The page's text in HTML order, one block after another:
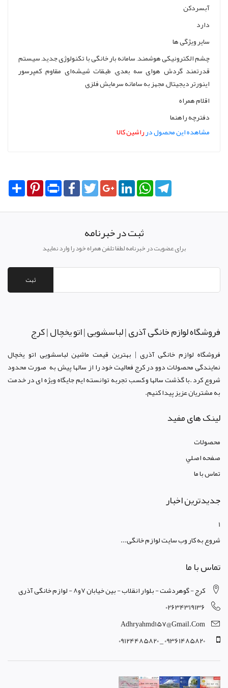
آبسردکن
دارد
سایر ویژگی ها
چشم الكترونیكی هوشمند, سامانه بار خانگی با تکنولوژی جدید, سيستم
قدرتمند گردش هوای سه بعدی, طبقات شیشه‌ای مقاوم, کمپرسور
اینورتر دیجیتال, مجهز به سامانه سرمایش فلزی
اقلام همراه
دفترچه راهنما
مشاهده این محصول درراشین کالا
Share PinterestPrint FacebookTwitterGoogle+LinkedInWhatsApp
ثبت در خبرنامه
برای عضویت در خبرنامه لطفا تلفن همراه خود را وارد نمایید
ثبت
فروشگاه لوازم خانگی آذری | لباسشویی | اتو یخچال | کرج
فروشگاه لوازم خانگی آذری | بهترین قیمت ماشین لباسشویی اتو یخچال
نمایندگی محصولات دوو در کرجفعالیت خود را از سالها پیش به صورت محدود
شروع کرد .با گذشت سالها و کسب تجربه توانسته ایم جایگاه ویژه ای در خدمت
به مشتریان عزیز پیدا کنیم.
لینک های مفید
محصولات
صفحه اصلي
تماس با ما
جدیدترین اخبار
1
شروع به کار وب سایت لوازم خانگی...
تماس با ما
کرج - گوهردشت - بلوار انقلاب - بین خیابان 7و8 - لوازم خانگی آذری
02634319136
Adhryahmd157@gmail.com
09361485820 _ 09124485820